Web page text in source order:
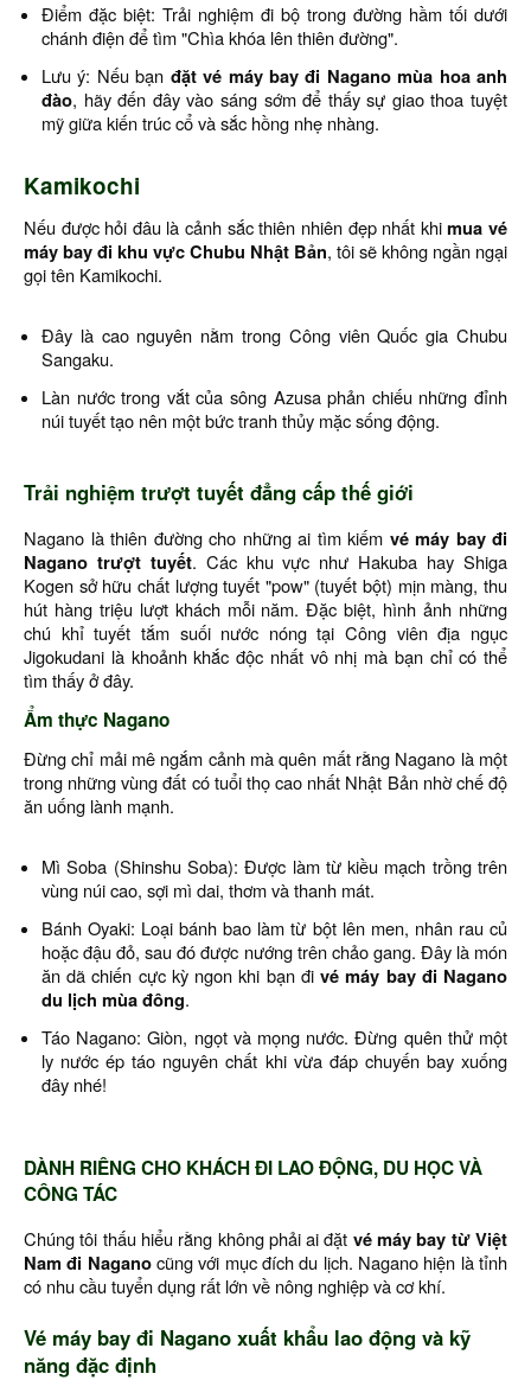
Điểm đặc biệt: Trải nghiệm đi bộ trong đường hầm tối dưới
chánh điện để tìm "Chìa khóa lên thiên đường".
Lưu ý: Nếu bạn đặt vé máy bay đi Nagano mùa hoa anh
đào, hãy đến đây vào sáng sớm để thấy sự giao thoa tuyệt
mỹ giữa kiến trúc cổ và sắc hồng nhẹ nhàng.
Kamikochi
Nếu được hỏi đâu là cảnh sắc thiên nhiên đẹp nhất khimua vé
máy bay đi khu vực Chubu Nhật Bản, tôi sẽ không ngần ngại
gọi tên Kamikochi.
Đây là cao nguyên nằm trong Công viên Quốc gia Chubu
Sangaku.
Làn nước trong vắt của sông Azusa phản chiếu những đỉnh
núi tuyết tạo nên một bức tranh thủy mặc sống động.
Trải nghiệm trượt tuyết đẳng cấp thế giới
Nagano là thiên đường cho những ai tìm kiếm vé máy bay đi
Nagano trượt tuyết. Các khu vực như Hakuba hay Shiga
Kogen sở hữu chất lượng tuyết "pow" (tuyết bột) mịn màng, thu
hút hàng triệu lượt khách mỗi năm. Đặc biệt, hình ảnh những
chú khỉ tuyết tắm suối nước nóng tại Công viên địa ngục
Jigokudani là khoảnh khắc độc nhất vô nhị mà bạn chỉ có thể
tìm thấy ở đây.
Ẩm thực Nagano
Đừng chỉ mải mê ngắm cảnh mà quên mất rằng Nagano là một
trong những vùng đất có tuổi thọ cao nhất Nhật Bản nhờ chế độ
ăn uống lành mạnh.
Mì Soba (Shinshu Soba): Được làm từ kiều mạch trồng trên
vùng núi cao, sợi mì dai, thơm và thanh mát.
Bánh Oyaki: Loại bánh bao làm từ bột lên men, nhân rau củ
hoặc đậu đỏ, sau đó được nướng trên chảo gang. Đây là món
ăn dã chiến cực kỳ ngon khi bạn đivé máy bay đi Nagano
du lịch mùa đông.
Táo Nagano: Giòn, ngọt và mọng nước. Đừng quên thử một
ly nước ép táo nguyên chất khi vừa đáp chuyến bay xuống
đây nhé!
DÀNH RIÊNG CHO KHÁCH ĐI LAO ĐỘNG, DU HỌC VÀ
CÔNG TÁC
Chúng tôi thấu hiểu rằng không phải ai đặt vé máy bay từ Việt
Nam đi Naganocũng với mục đích du lịch. Nagano hiện là tỉnh
có nhu cầu tuyển dụng rất lớn về nông nghiệp và cơ khí.
Vé máy bay đi Nagano xuất khẩu lao động và kỹ
năng đặc định